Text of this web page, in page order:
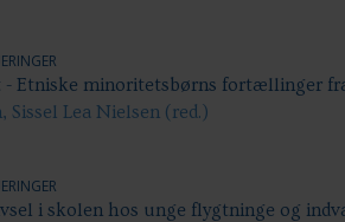
- Etniske minoritetsbørns fortællinger
Sissel Lea Nielsen (red.)
i skolen hos unge flygtninge og